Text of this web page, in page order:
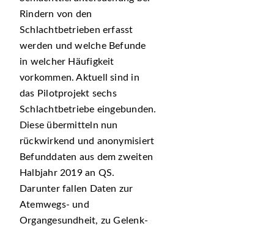
Rindern von den
Schlachtbetrieben erfasst
werden und welche Befunde
in welcher Häufigkeit
vorkommen. Aktuell sind in
das Pilotprojekt sechs
Schlachtbetriebe eingebunden.
Diese übermitteln nun
rückwirkend und anonymisiert
Befunddaten aus dem zweiten
Halbjahr 2019 an QS.
Darunter fallen Daten zur
Atemwegs- und
Organgesundheit, zu Gelenk-